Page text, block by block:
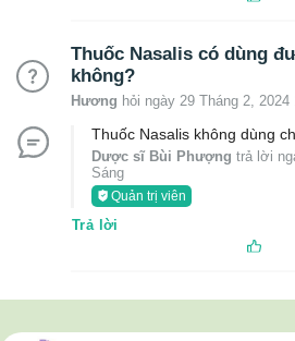
Thuốc Nasalis có dùng
không?
Hương hỏi ngày 29 Tháng 2, 2024
Thuốc Nasalis không dùng
Dược sĩ Bùi Phượng trả lời
Sáng
Quản trị viên
Trả lời